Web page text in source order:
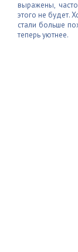
выражены,
этого не будет.
стали больше
теперь уютнее.